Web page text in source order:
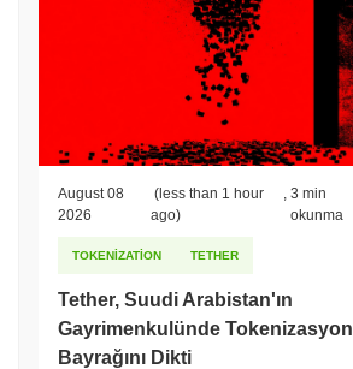
August 08
2026
(less than 1 hour
ago)
3 min
okunma
TOKENIZATION TETHER
Tether, Suudi Arabistan'ın
Gayrimenkulünde Tokenizasyon
Bayrağını Dikti